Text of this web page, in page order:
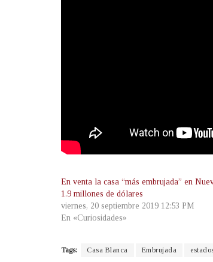
En venta la casa “más embrujada” en
1.9 millones de dólares
viernes, 20 septiembre 2019 12:53 PM
En «Curiosidades»
Tags: Casa Blanca Embrujada